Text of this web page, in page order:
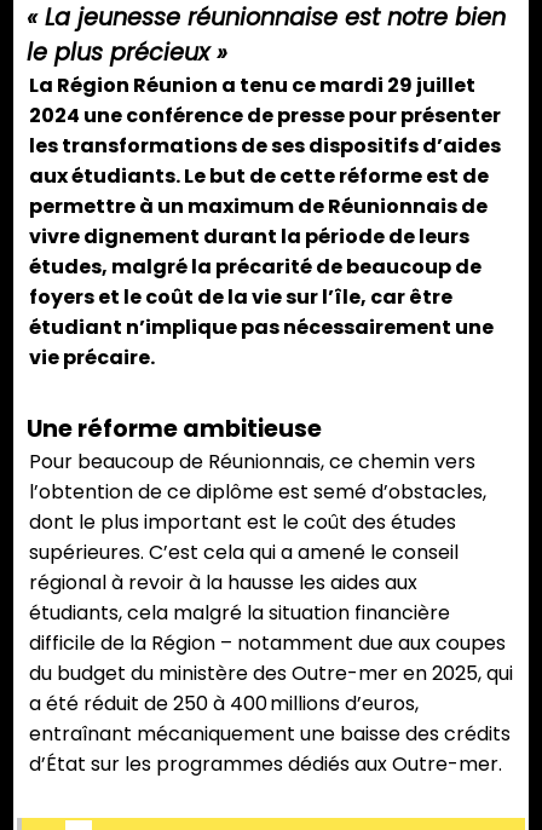
« La jeunesse réunionnaise est notre bien
le plus précieux »
La Région Réunion a tenu ce mardi 29 juillet
2024 une conférence de presse pour présenter
les transformations de ses dispositifs d’aides
aux étudiants. Le but de cette réforme est de
permettre à un maximum de Réunionnais de
vivre dignement durant la période de leurs
études, malgré la précarité de beaucoup de
foyers et le coût de la vie sur l’île, car être
étudiant n’implique pas nécessairement une
vie précaire.
Une réforme ambitieuse
Pour beaucoup de Réunionnais, ce chemin vers
l’obtention de ce diplôme est semé d’obstacles,
dont le plus important est le coût des études
supérieures. C’est cela qui a amené le conseil
régional à revoir à la hausse les aides aux
étudiants, cela malgré la situation financière
difficile de la Région – notamment due aux coupes
du budget du ministère des Outre-mer en 2025, qui
a été réduit de 250 à 400 millions d’euros,
entraînant mécaniquement une baisse des crédits
d’État sur les programmes dédiés aux Outre-mer.